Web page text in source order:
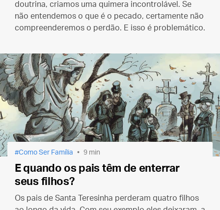
doutrina, criamos uma quimera incontrolável. Se
não entendemos o que é o pecado, certamente não
compreenderemos o perdão. E isso é problemático.
Como Ser Família 9 min
E quando os pais têm de enterrar
seus filhos?
Os pais de Santa Teresinha perderam quatro filhos